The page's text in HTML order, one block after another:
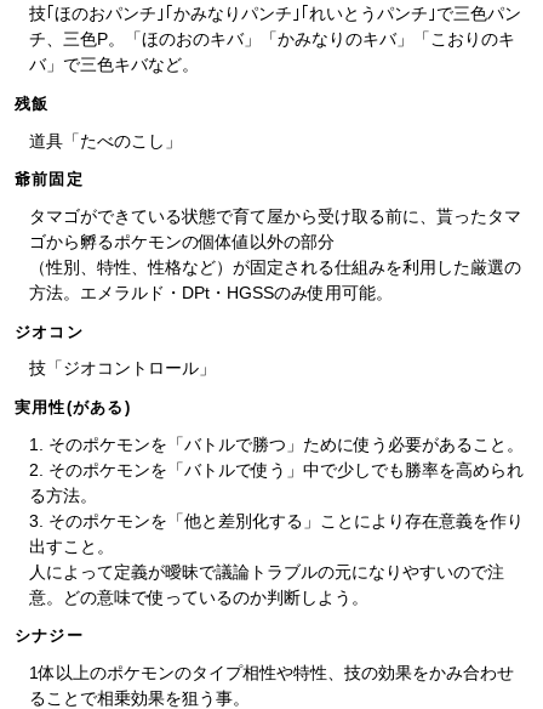
技｢ほのおパンチ｣｢かみなりパンチ｣｢れいとうパンチ｣で三色パン
チ、三色P。「ほのおのキバ」「かみなりのキバ」「こおりのキ
バ」で三色キバなど。
残飯
道具「たべのこし」
爺前固定
タマゴができている状態で育て屋から受け取る前に、貰ったタマ
ゴから孵るポケモンの個体値以外の部分
（性別、特性、性格など）が固定される仕組みを利用した厳選の
方法。エメラルド・DPt・HGSSのみ使用可能。
ジオコン
技「ジオコントロール」
実用性(がある)
1. そのポケモンを「バトルで勝つ」ために使う必要があること。
2. そのポケモンを「バトルで使う」中で少しでも勝率を高められ
る方法。
3. そのポケモンを「他と差別化する」ことにより存在意義を作り
出すこと。
人によって定義が曖昧で議論トラブルの元になりやすいので注
意。どの意味で使っているのか判断しよう。
シナジー
1体以上のポケモンのタイプ相性や特性、技の効果をかみ合わせ
ることで相乗効果を狙う事。